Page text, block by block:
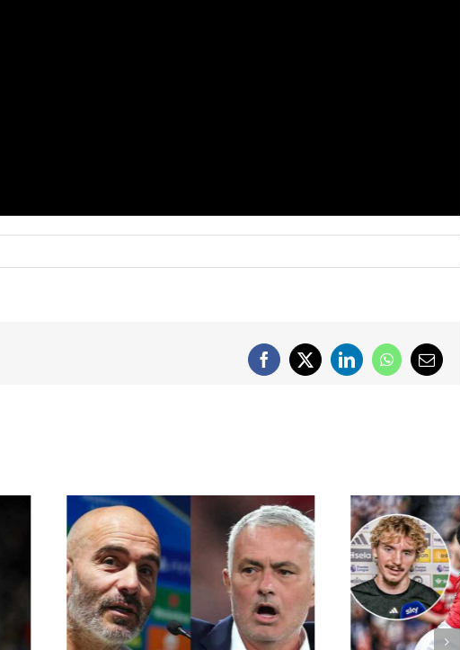
Facebook
X LinkedInWhatsApp
Email